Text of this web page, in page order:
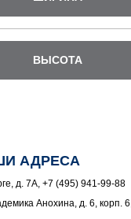
ВЫСОТА
АДРЕСА
д. 7А, +7 (495) 941-99-88
Анохина, д. 6, корп.